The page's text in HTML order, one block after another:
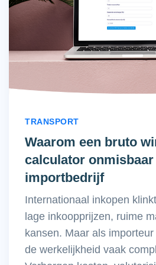
TRANSPORT
Waarom een bruto
calculator
importbedrijf
Internationaal inkopen
lage inkoopprijzen, ruime
kansen. Maar als
de werkelijkheid vaak